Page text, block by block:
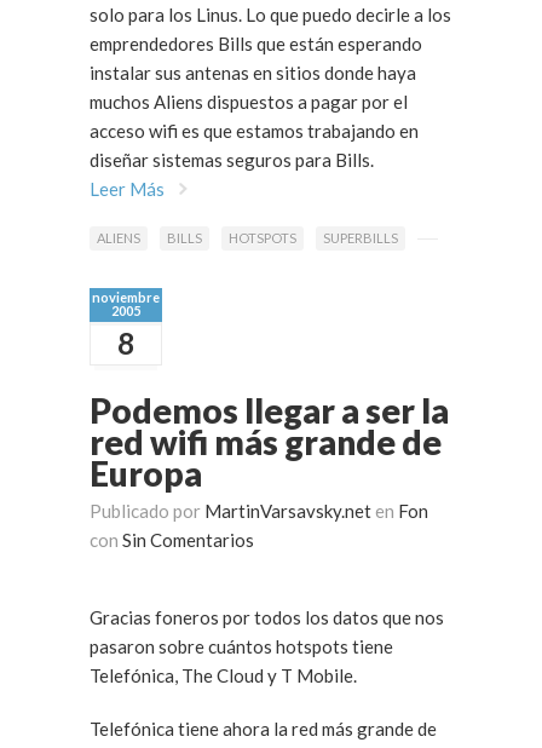
solo para los Linus. Lo que puedo decirle a los
emprendedores Bills que están esperando
instalar sus antenas en sitios donde haya
muchos Aliens dispuestos a pagar por el
acceso wifi es que estamos trabajando en
diseñar sistemas seguros para Bills.
Leer Más
ALIENS BILLS HOTSPOTS SUPERBILLS
noviembre
2005
8
Podemos llegar a ser la
red wifi más grande de
Europa
Publicado por MartinVarsavsky.net en Fon
con Sin Comentarios
Gracias foneros por todos los datos que nos
pasaron sobre cuántos hotspots tiene
Telefónica, The Cloud y T Mobile.
Telefónica tiene ahora la red más grande de